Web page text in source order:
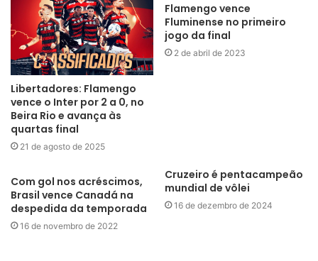
Libertadores: Flamengo
vence o Inter por 2 a 0, no
Beira Rio e avança às
quartas final
21 de agosto de 2025
Flamengo vence
Fluminense no primeiro
jogo da final
2 de abril de 2023
Com gol nos acréscimos,
Brasil vence Canadá na
despedida da temporada
16 de novembro de 2022
Cruzeiro é pentacampeão
mundial de vôlei
16 de dezembro de 2024